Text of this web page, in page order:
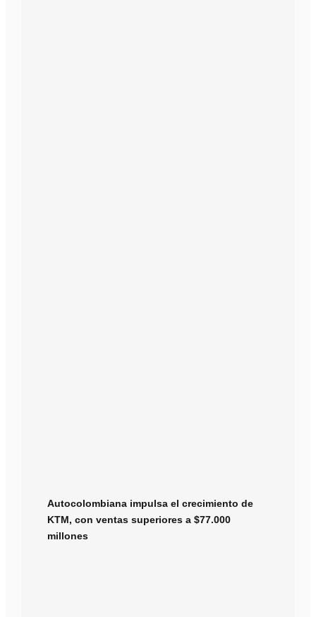
Autocolombiana impulsa el crecimiento de
KTM, con ventas superiores a $77.000
millones